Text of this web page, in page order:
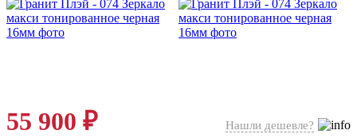
55 900 ₽ Нашли дешевле?